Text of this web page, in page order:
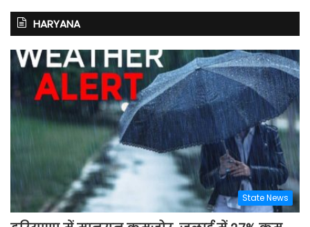
HARYANA
State News